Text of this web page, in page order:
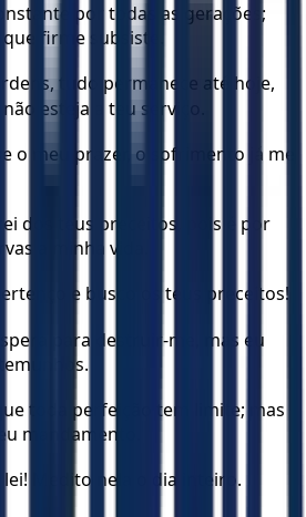
por todas as gerações;
firme subsiste.
tudo permanece até hoje,
esteja a teu serviço.
o meu prazer, o sofrimento já me
dos teus preceitos, pois é por
a minha vida.
e busco os teus preceitos!
para destruir-me, mas eu
toda perfeição tem limite; mas
mandamento.
Medito nela o dia inteiro.